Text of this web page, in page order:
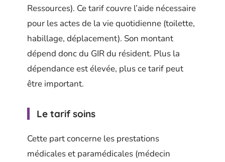
Ressources). Ce tarif couvre l’aide nécessaire
pour les actes de la vie quotidienne (toilette,
habillage, déplacement). Son montant
dépend donc du GIR du résident. Plus la
dépendance est élevée, plus ce tarif peut
être important.
Le tarif soins
Cette part concerne les prestations
médicales et paramédicales (médecin